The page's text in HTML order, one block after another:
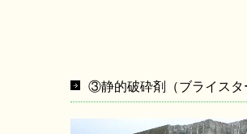
③静的破砕剤（ブライスタ